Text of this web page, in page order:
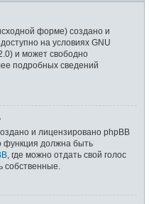
форме) создано и
доступно на условиях GNU
и может свободно
подробных сведений
и лицензировано phpBB
функция должна быть
, где можно отдать свой голос